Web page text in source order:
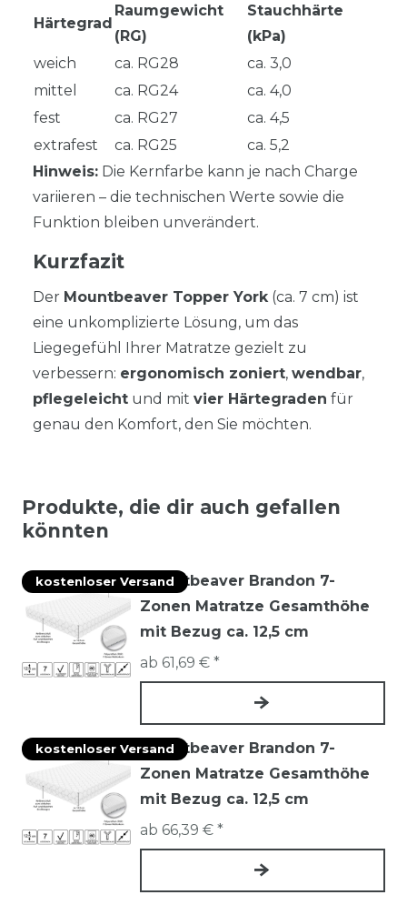
Härtegrad
Raumgewicht
(RG)
Stauchhärte
(kPa)
weich
ca. RG28
ca. 3,0
mittel
ca. RG24
ca. 4,0
fest
ca. RG27
ca. 4,5
extrafest
ca. RG25
ca. 5,2
Hinweis: Die Kernfarbe kann je nach Charge
variieren – die technischen Werte sowie die
Funktion bleiben unverändert.
Kurzfazit
Der Mountbeaver Topper York(ca. 7 cm) ist
eine unkomplizierte Lösung, um das
Liegegefühl Ihrer Matratze gezielt zu
verbessern: ergonomisch zoniert, wendbar,
pflegeleicht und mit vier Härtegraden für
genau den Komfort, den Sie möchten.
Produkte, die dir auch gefallen
könnten
kostenloser VersandMountbeaver Brandon 7-
Zonen Matratze Gesamthöhe
mit Bezug ca. 12,5 cm
ab 61,69 € *
kostenloser VersandMountbeaver Brandon 7-
Zonen Matratze Gesamthöhe
mit Bezug ca. 12,5 cm
ab 66,39 € *